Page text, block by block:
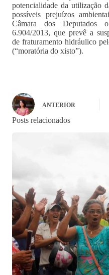
potencialidade da utilização
possíveis prejuízos
Câmara dos
6.904/2013, que prevê a
de fraturamento hidráulico
(“moratória do xisto”).
ANTERIOR
Posts relacionados